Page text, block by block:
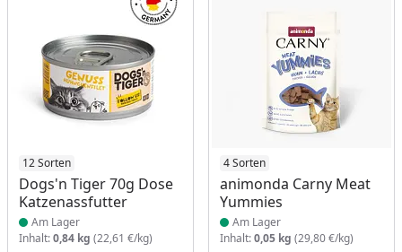
12 Sorten
Dogs'n Tiger 70g Dose
Katzenassfutter
Produkt am Lager
Am Lager
Inhalt:0,84 kg (22,61 €/kg)
4 Sorten
animonda Carny Meat
Yummies
Produkt am Lager
Am Lager
Inhalt:0,05 kg (29,80 €/kg)